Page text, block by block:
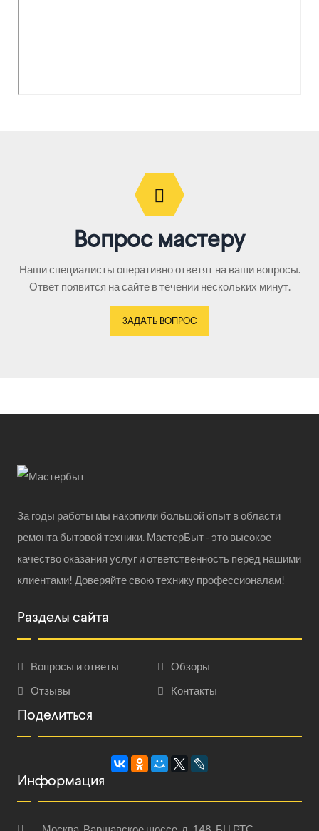
Вопрос мастеру
Наши специалисты оперативно ответят на ваши вопросы.
Ответ появится на сайте в течении нескольких минут.
ЗАДАТЬ ВОПРОС
За годы работы мы накопили большой опыт в области
ремонта бытовой техники. МастерБыт - это высокое
качество оказания услуг и ответственность перед нашими
клиентами! Доверяйте свою технику профессионалам!
Разделы сайта
Вопросы и ответы
Обзоры
Отзывы
Контакты
Поделиться
Информация